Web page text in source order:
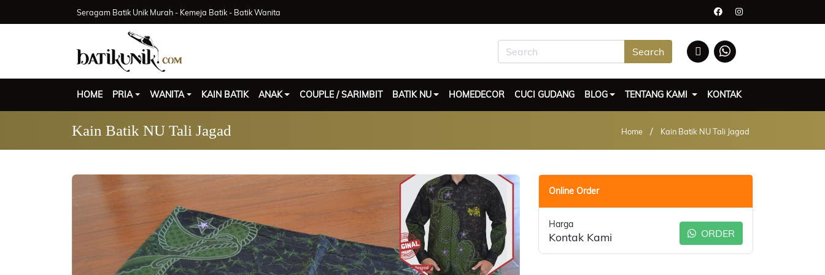
Seragam Batik Unik Murah - Kemeja Batik - Batik Wanita
Search
HOME PRIA WANITA KAIN BATIK ANAK COUPLE / SARIMBIT BATIK NU HOMEDECOR CUCI GUDANG BLOG TENTANG KAMI KONTAK
Kain Batik NU Tali Jagad Home / Kain Batik NU Tali Jagad
Online Order
Harga
Kontak Kami ORDER